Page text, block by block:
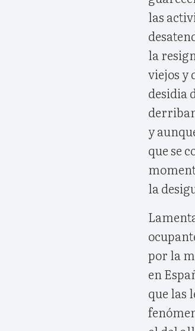
las
la
viejos y
desidia
y
que se
la
por la
en
que las